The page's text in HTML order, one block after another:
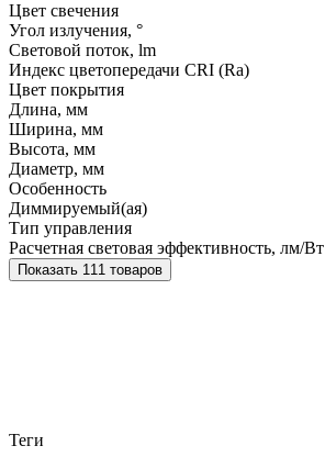
Цвет свечения
Угол излучения, °
Световой поток, lm
Индекс цветопередачи CRI (Ra)
Цвет покрытия
Длина, мм
Ширина, мм
Высота, мм
Диаметр, мм
Особенность
Диммируемый(ая)
Тип управления
Расчетная световая эффективность, лм/Вт
Показать 111 товаров
Теги